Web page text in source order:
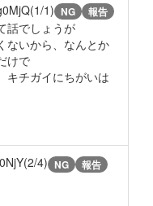
1) NG 報告
話でしょうが
ないから、なんとか
けで
キチガイにちがいは
4) NG 報告